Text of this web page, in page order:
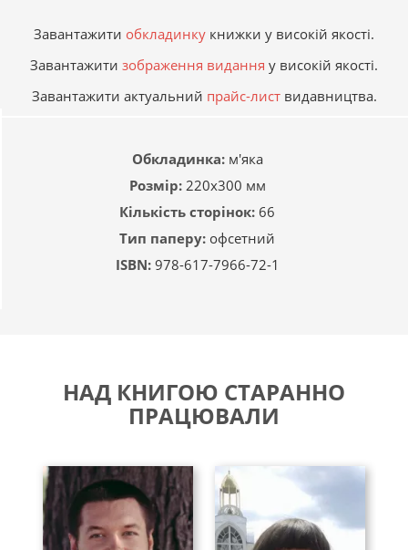
Комплект із п’яти
Розумні ігри. 4–6
років»
Gakken. Розумні
здібностей.
Цифри. 4–6 років
Завантажити обкладинку книжки у високій якості.
Завантажити зображення видання у високій якості.
Завантажити актуальний прайс-листвидавництва.
Обкладинка:м'яка
Розмір:220х300 мм
Кількість сторінок: 66
Тип паперу: офсетний
ISBN:978-617-7966-72-1
НАД КНИГОЮ СТАРАННО
ПРАЦЮВАЛИ